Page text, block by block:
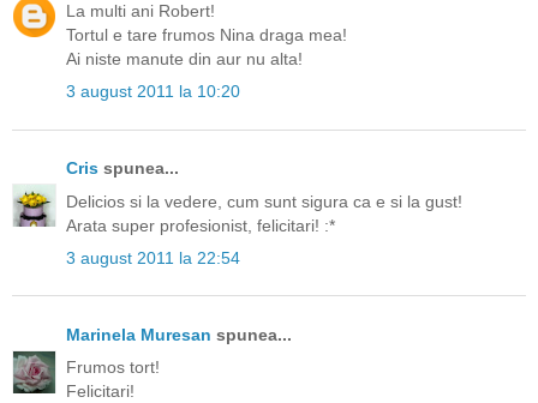
La multi ani Robert!
Tortul e tare frumos Nina draga mea!
Ai niste manute din aur nu alta!
3 august 2011 la 10:20
Cris spunea...
Delicios si la vedere, cum sunt sigura ca e si la gust!
Arata super profesionist, felicitari! :*
3 august 2011 la 22:54
Marinela Muresan spunea...
Frumos tort!
Felicitari!